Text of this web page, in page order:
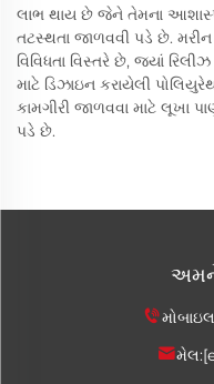
લાભ થાય છે જેને તેમના
તટસ્થતા જાળવવી પડે છે.
વિવિધતા વિસ્તરે છે, જ્યાં
માટે ડિઝાઇન કરાયેલી
કામગીરી જાળવવા માટે લૂખા
પડે છે.
અમને
મેલ: